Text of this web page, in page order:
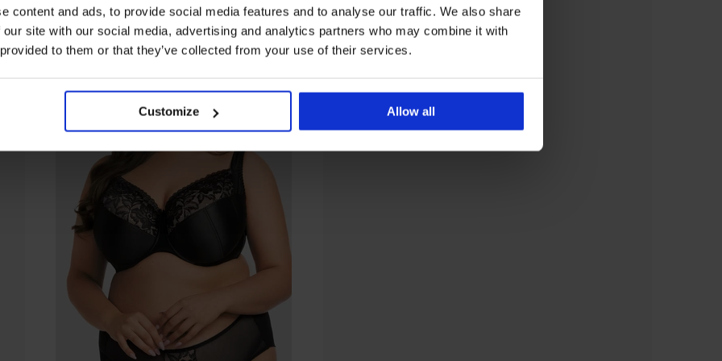
content and ads, to provide social media features and to analyse our traffic. We also share
site with our social media, advertising and analytics partners who may combine it with
to them or that they’ve collected from your use of their services.
Customize Allow all